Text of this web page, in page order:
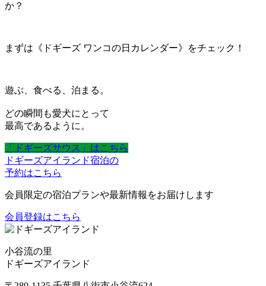
か？
まずは《ドギーズ ワンコの日カレンダー》をチェック！
遊ぶ、食べる、泊まる。
どの瞬間も愛犬にとって
最高であるように。
「ドギーズサウス」はこちら
ドギーズアイランド宿泊の
予約はこちら
会員限定の宿泊プランや最新情報をお届けします
会員登録はこちら
小谷流の里
ドギーズアイランド